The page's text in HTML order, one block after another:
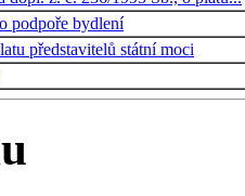
podpoře bydlení
představitelů státní moci